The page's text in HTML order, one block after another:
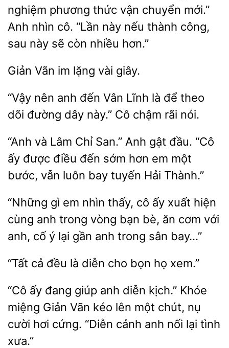
phương thức vận chuyển mới.”
Anh nhìn cô. “Lần này nếu thành công,
sau này sẽ còn nhiều hơn.”
Vãn im giây.
“Vậy nên anh Vân
là để theo
dõi đường dây này.” Cô
rãi nói.
“Anh và Lâm Chỉ San.” Anh
đầu. “Cô
ấy
điều đến sớm hơn em một
bước, vẫn luôn bay
Hải Thành.”
“Những em nhìn thấy,
ấy xuất hiện
anh trong vòng bạn bè, ăn cơm với
anh, cố ý lại gần anh trong sân bay…”
“Tất cả đều cho bọn họ
“Cô ấy đang giúp anh diễn kịch.”
miệng Giản Vãn kéo lên
chút, nụ
hơi cứng. “Diễn cảnh anh nối lại tình
xưa.”